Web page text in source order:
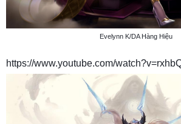
Evelynn K/DA Hàng Hiệu
https://www.youtube.com/